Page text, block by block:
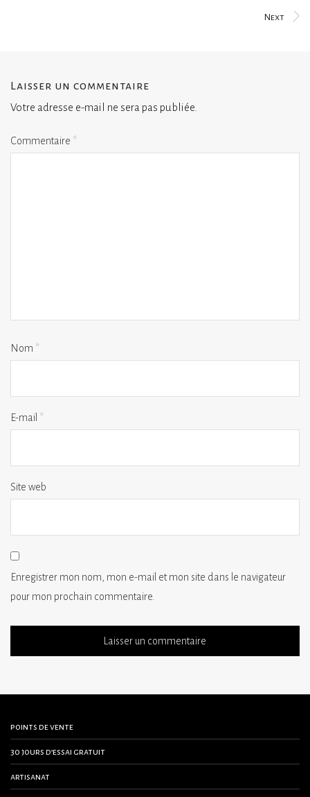
Next
Laisser un commentaire
Votre adresse e-mail ne sera pas publiée.
Commentaire *
Nom *
E-mail *
Site web
Enregistrer mon nom, mon e-mail et mon site dans le navigateur
pour mon prochain commentaire.
points de vente
30 jours d’essai gratuit
artisanat